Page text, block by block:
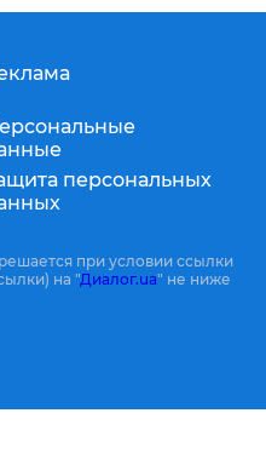
персональных
при условии ссылки
на "Диалог.ua" не ниже